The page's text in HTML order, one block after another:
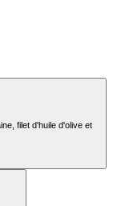
filet d'huile d'olive et